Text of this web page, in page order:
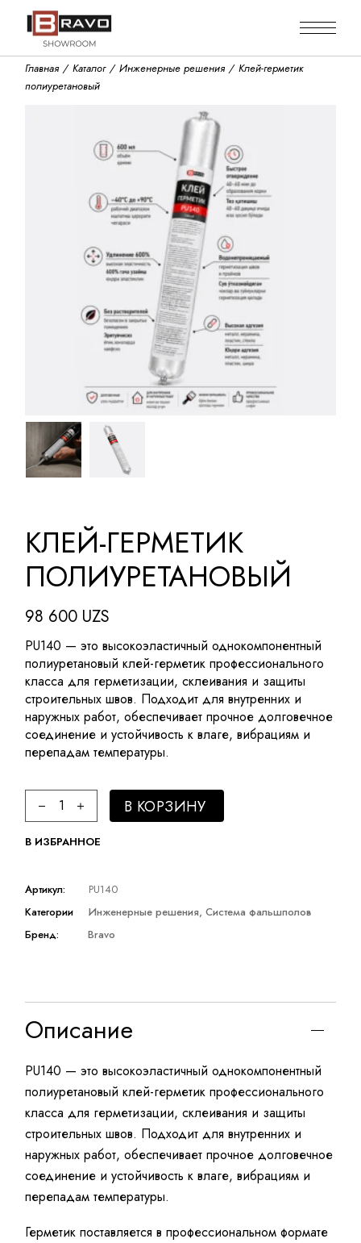
Главная Каталог Инженерные решения
Клей-герметик
полиуретановый
КЛЕЙ-ГЕРМЕТИК
ПОЛИУРЕТАНОВЫЙ
98 600 UZS
PU140 — это высокоэластичный однокомпонентный
полиуретановый клей-герметик профессионального
класса для герметизации, склеивания и защиты
строительных швов. Подходит для внутренних и
наружных работ, обеспечивает прочное долговечное
соединение и устойчивость к влаге, вибрациям и
перепадам температуры.
Клей-герметик полиуретановый quantity
В КОРЗИНУ
В ИЗБРАННОЕ
Артикул:
PU140
Категории
Инженерные решения,Система фальшполов
Бренд:
Bravo
Описание
PU140 — это высокоэластичный однокомпонентный
полиуретановый клей-герметик профессионального
класса для герметизации, склеивания и защиты
строительных швов. Подходит для внутренних и
наружных работ, обеспечивает прочное долговечное
соединение и устойчивость к влаге, вибрациям и
перепадам температуры.
Герметик поставляется в профессиональном формате